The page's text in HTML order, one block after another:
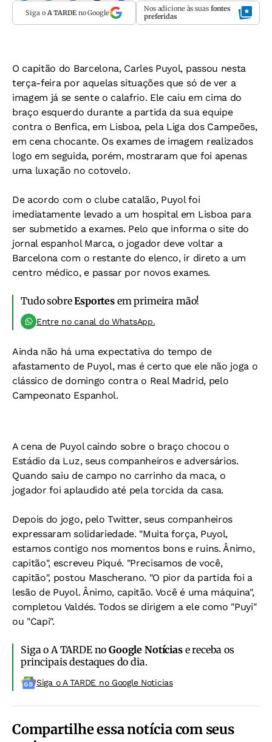
Siga o A TARDEno Google Nos adicione às suas fontes
preferidas
O capitão do Barcelona, Carles Puyol, passou nesta
terça-feira por aquelas situações que só de ver a
imagem já se sente o calafrio. Ele caiu em cima do
braço esquerdo durante a partida da sua equipe
contra o Benfica, em Lisboa, pela Liga dos Campeões,
em cena chocante. Os exames de imagem realizados
logo em seguida, porém, mostraram que foi apenas
uma luxação no cotovelo.
De acordo com o clube catalão, Puyol foi
imediatamente levado a um hospital em Lisboa para
ser submetido a exames. Pelo que informa o site do
jornal espanhol Marca, o jogador deve voltar a
Barcelona com o restante do elenco, ir direto a um
centro médico, e passar por novos exames.
Tudo sobreEsportesem primeira mão!
Entre no canal do WhatsApp.
Ainda não há uma expectativa do tempo de
afastamento de Puyol, mas é certo que ele não joga o
clássico de domingo contra o Real Madrid, pelo
Campeonato Espanhol.
A cena de Puyol caindo sobre o braço chocou o
Estádio da Luz, seus companheiros e adversários.
Quando saiu de campo no carrinho da maca, o
jogador foi aplaudido até pela torcida da casa.
Depois do jogo, pelo Twitter, seus companheiros
expressaram solidariedade. "Muita força, Puyol,
estamos contigo nos momentos bons e ruins. Ânimo,
capitão", escreveu Piqué. "Precisamos de você,
capitão", postou Mascherano. "O pior da partida foi a
lesão de Puyol. Ânimo, capitão. Você é uma máquina",
completou Valdés. Todos se dirigem a ele como "Puyi"
ou "Capi".
Siga o A TARDE noGoogle Notíciase receba os
principais destaques do dia.
Siga o A TARDE no Google Noticias
Compartilhe essa notícia com seus